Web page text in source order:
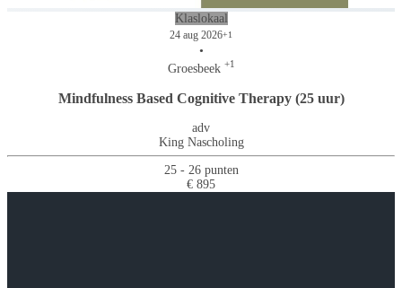
Klaslokaal
24 aug 2026+1
•
Groesbeek +1
Mindfulness Based Cognitive Therapy (25 uur)
adv
King Nascholing
25 - 26 punten
€ 895